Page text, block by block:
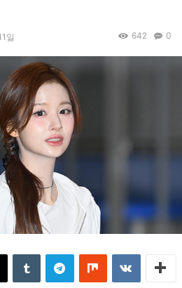
일 0
642